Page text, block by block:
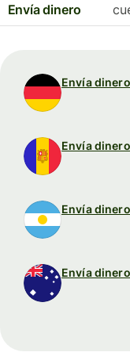
Envía dinero
Envía
Envía
Envía
Envía